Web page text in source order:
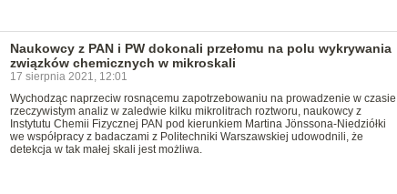
Naukowcy z PAN i PW dokonali przełomu na polu wykrywania
związków chemicznych w mikroskali
17 sierpnia 2021, 12:01
Wychodząc naprzeciw rosnącemu zapotrzebowaniu na prowadzenie w czasie
rzeczywistym analiz w zaledwie kilku mikrolitrach roztworu, naukowcy z
Instytutu Chemii Fizycznej PAN pod kierunkiem Martina Jӧnssona-Niedziółki
we współpracy z badaczami z Politechniki Warszawskiej udowodnili, że
detekcja w tak małej skali jest możliwa.